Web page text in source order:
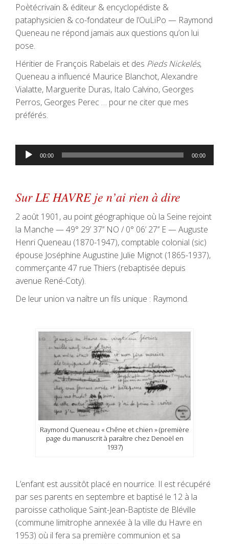
Poètécrivain & éditeur & encyclopédiste &
pataphysicien & co-fondateur de l’OuLiPo — Raymond
Queneau ne répond jamais aux questions qu’on lui
pose.
Héritier de François Rabelais et des Pieds Nickelés,
Queneau a influencé Maurice Blanchot, Alexandre
Vialatte, Marguerite Duras, Italo Calvino, Georges
Perros, Georges Perec … pour ne citer que mes
préférés.
Lecteur
audio
00:00 00:00
Sur LE HAVRE je n’ai rien à dire
2 août 1901, au point géographique où la Seine rejoint
la Manche — 49° 29’ 37’’ NO / 0° 06’ 27’’ E — Auguste
Henri Queneau (1870-1947), comptable colonial (sic)
épouse Joséphine Augustine Julie Mignot (1865-1937),
commerçante 47 rue Thiers (rebaptisée depuis
avenue René-Coty).
De leur union va naître un fils unique : Raymond.
Raymond Queneau « Chêne et chien » (première
page du manuscrit à paraître chez Denoël en
1937)
L’enfant est aussitôt placé en nourrice. Il est récupéré
par ses parents en septembre et baptisé le 12 à la
paroisse catholique Saint-Jean-Baptiste de Bléville
(commune limitrophe annexée à la ville du Havre en
1953) où il fera sa première communion et sa